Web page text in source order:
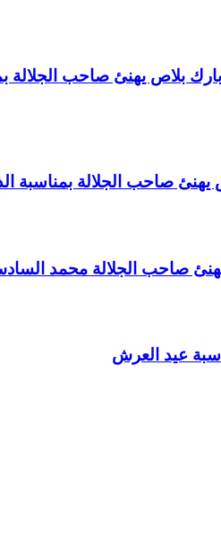
بارك بلاص يهنئ صاحب
بمناسبة الذكرى 27 لعيد العرش
محمد السادس نصره الله
عيد العرش